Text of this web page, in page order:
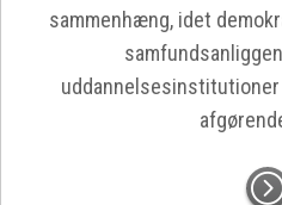
sammenhæng, idet